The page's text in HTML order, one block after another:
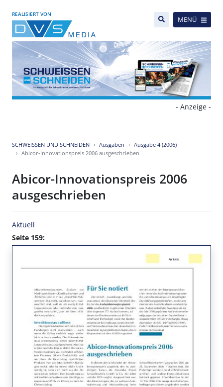
REALISIERT VON
MENÜ
- Anzeige -
SCHWEISSEN UND SCHNEIDEN Ausgaben
Ausgabe 4 (2006)
Abicor-Innovationspreis 2006 ausgeschrieben
Abicor-Innovationspreis 2006
ausgeschrieben
Aktuell
Seite 159: